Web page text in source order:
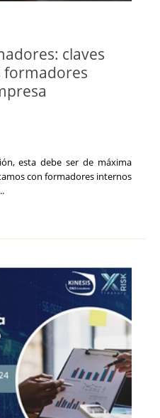
claves
formadores
esta debe ser de máxima
con formadores internos